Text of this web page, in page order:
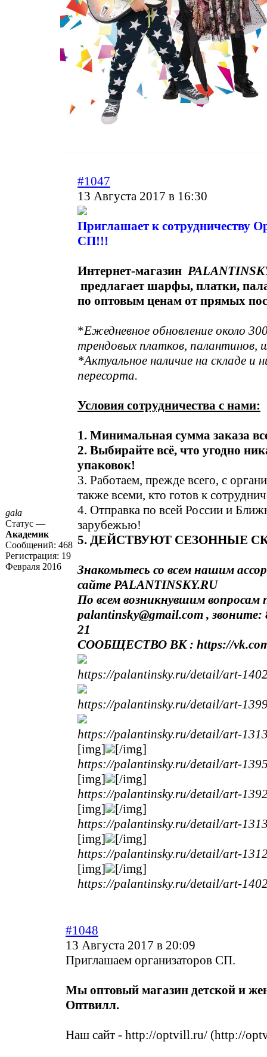
gala
Статус —
Академик
Сообщений: 468
Регистрация: 19
Февраля 2016
#1047
13 Августа 2017 в 16:30
Приглашает к сотрудничеству
СП!!!
Интернет-магазин
предлагает шарфы, платки,
по оптовым ценам от прямых
*Ежедневное обновление около
трендовых платков, палантинов,
*Актуальное наличие на складе и
пересорта.
Условия сотрудничества с нами:
1. Минимальная сумма заказа
2. Выбирайте всё, что угодно
упаковок!
3. Работаем, прежде всего, с
также всеми, кто готов к
4. Отправка по всей России и
зарубежью!
5. ДЕЙСТВУЮТ СЕЗОННЫЕ
Знакомьтесь со всем нашим
сайте PALANTINSKY.RU
По всем возникнувшим
palantinsky@gmail.com , звоните:
21
СООБЩЕСТВО ВК : https://
https://palantinsky.ru/detail/art-
https://palantinsky.ru/detail/art-
https://palantinsky.ru/detail/art-
[img]
[/img]
https://palantinsky.ru/detail/art-
[img]
[/img]
https://palantinsky.ru/detail/art-
[img]
[/img]
https://palantinsky.ru/detail/art-
[img]
[/img]
https://palantinsky.ru/detail/art-
[img]
[/img]
https://palantinsky.ru/detail/art-
#1048
13 Августа 2017 в 20:09
Приглашаем организаторов СП.
Мы оптовый магазин детской и
Оптвилл.
Наш сайт - http://optvill.ru/ (http://